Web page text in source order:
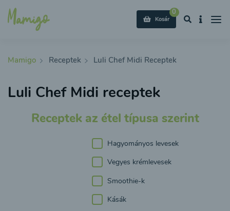
0
Kosár
Mamigo Receptek Luli Chef Midi Receptek
Luli Chef Midi receptek
Receptek az étel típusa szerint
Hagyományos levesek
Vegyes krémlevesek
Smoothie-k
Kásák